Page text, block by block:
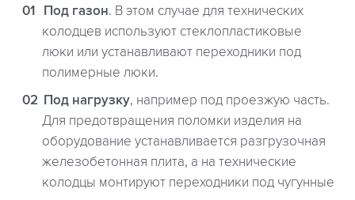
Под газон. В этом случае для технических
колодцев используют стеклопластиковые
люки или устанавливают переходники под
полимерные люки.
Под нагрузку, например под проезжую часть.
Для предотвращения поломки изделия на
оборудование устанавливается разгрузочная
железобетонная плита, а на технические
колодцы монтируют переходники под чугунные